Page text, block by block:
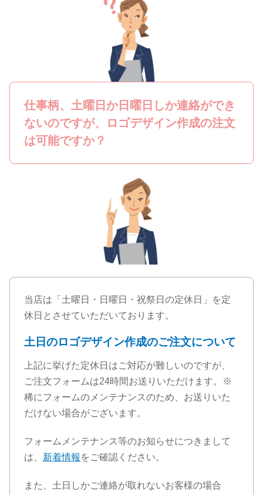
仕事柄、土曜日か日曜日しか連絡ができ
ないのですが、ロゴデザイン作成の注文
は可能ですか？
当店は「土曜日・日曜日・祝祭日の定休日」を定
休日とさせていただいております。
土日のロゴデザイン作成のご注文について
上記に挙げた定休日はご対応が難しいのですが、
ご注文フォームは24時間お送りいただけます。※
稀にフォームのメンテナンスのため、お送りいた
だけない場合がございます。
フォームメンテナンス等のお知らせにつきまして
は、 新着情報 をご確認ください。
また、土日しかご連絡が取れないお客様の場合